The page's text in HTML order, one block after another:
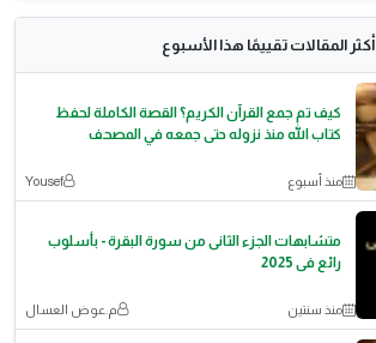
أكثر المقالات تقييمًا هذا الأسبوع
كيف تم جمع القرآن الكريم؟ القصة الكاملة لحفظ
كتاب الله منذ نزوله حتى جمعه في المصحف
منذ أسبوع Yousef
متشابهات الجزء الثانى من سورة البقرة - بأسلوب
رائع فى 2025
منذ سنتين م.عوض العسال